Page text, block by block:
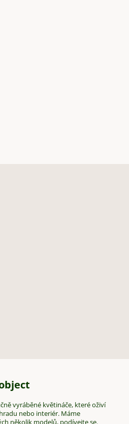
vyráběné květináče, které oživí
nebo interiér. Máme
několik modelů, podívejte se.